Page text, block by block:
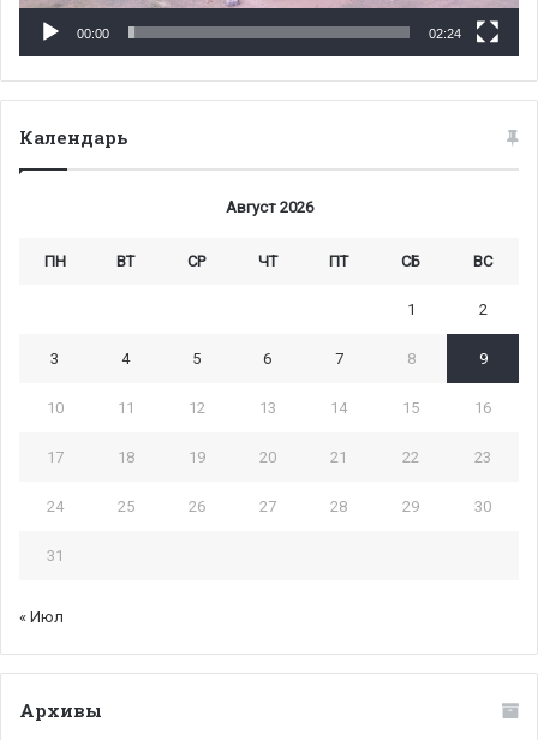
00:00 02:24
Календарь
Август 2026
ПН ВТ СР ЧТ ПТ СБ ВС
1 2
3 4 5 6 7 8 9
10 11 12 13 14 15 16
17 18 19 20 21 22 23
24 25 26 27 28 29 30
31
« Июл
Архивы